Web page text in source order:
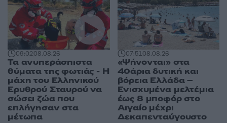
09:0208.08.26
Τα ανυπεράσπιστα
θύματα της φωτιάς - Η
μάχη του Ελληνικού
Ερυθρού Σταυρού να
σώσει ζώα που
επλήγησαν στα
μέτωπα
07:5108.08.26
«Ψήνονται» στα
40άρια δυτική και
βόρεια Ελλάδα –
Ενισχυμένα μελτέμια
έως 8 μποφόρ στο
Αιγαίο μέχρι
Δεκαπενταύγουστο